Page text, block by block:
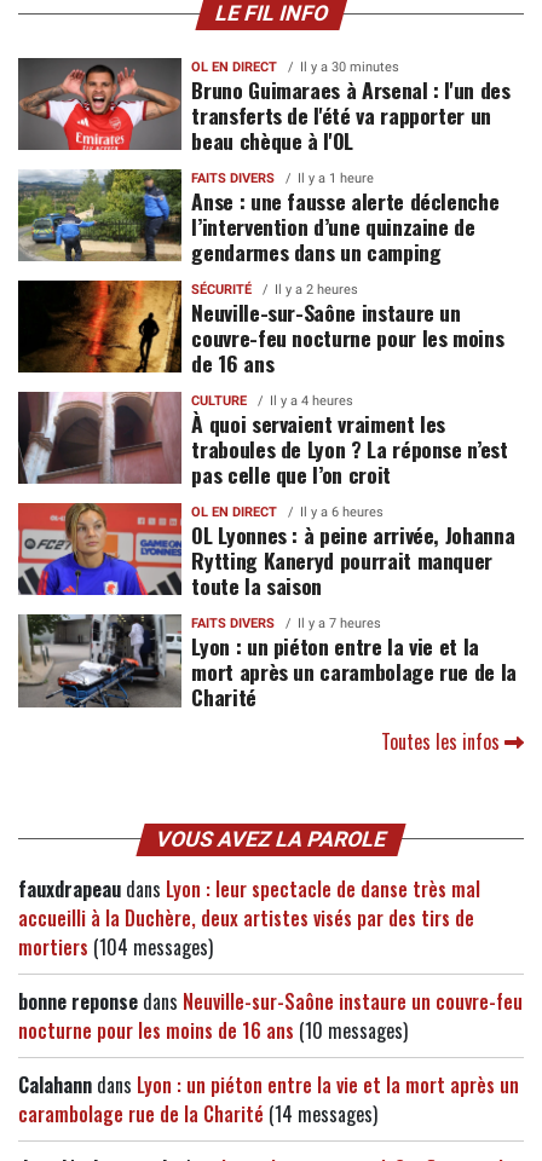
LE FIL INFO
OL EN DIRECT Il y a 30 minutes
Bruno Guimaraes à Arsenal : l'un des
transferts de l'été va rapporter un
beau chèque à l'OL
FAITS DIVERS Il y a 1 heure
Anse : une fausse alerte déclenche
l’intervention d’une quinzaine de
gendarmes dans un camping
SÉCURITÉ Il y a 2 heures
Neuville-sur-Saône instaure un
couvre-feu nocturne pour les moins
de 16 ans
CULTURE Il y a 4 heures
À quoi servaient vraiment les
traboules de Lyon ? La réponse n’est
pas celle que l’on croit
OL EN DIRECT Il y a 6 heures
OL Lyonnes : à peine arrivée, Johanna
Rytting Kaneryd pourrait manquer
toute la saison
FAITS DIVERS Il y a 7 heures
Lyon : un piéton entre la vie et la
mort après un carambolage rue de la
Charité
Toutes les infos
VOUS AVEZ LA PAROLE
fauxdrapeau dans Lyon : leur spectacle de danse très mal
accueilli à la Duchère, deux artistes visés par des tirs de
mortiers (104 messages)
bonne reponse dans Neuville-sur-Saône instaure un couvre-feu
nocturne pour les moins de 16 ans (10 messages)
Calahann dans Lyon : un piéton entre la vie et la mort après un
carambolage rue de la Charité (14 messages)